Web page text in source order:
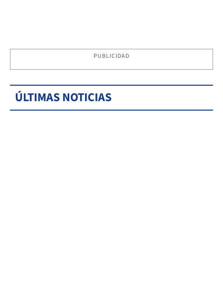
PUBLICIDAD
ÚLTIMAS NOTICIAS